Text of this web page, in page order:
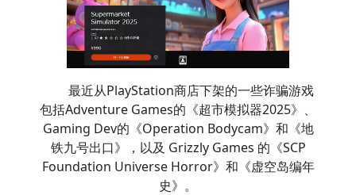
最近从PlayStation商店下架的一些诈骗游戏
包括Adventure Games的《超市模拟器2025》、
Gaming Dev的《Operation Bodycam》和《地
铁九号出口》，以及 Grizzly Games 的《SCP
Foundation Universe Horror》和《虚空岛编年
史》。